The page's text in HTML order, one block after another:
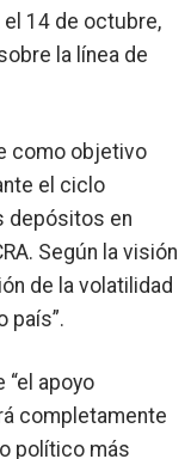
el 14 de octubre,
la línea de
como objetivo
el ciclo
depósitos en
Según la visión
de la volatilidad
país”.
“el apoyo
completamente
político más